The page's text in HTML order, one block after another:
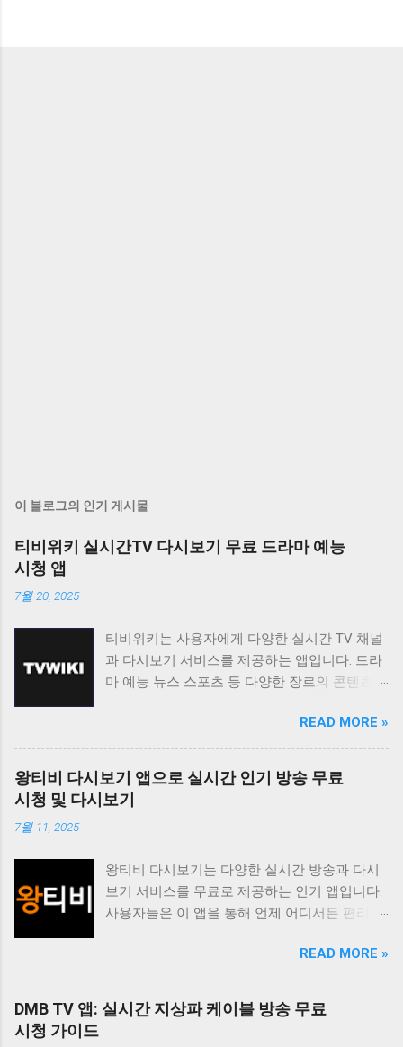
이 블로그의 인기 게시물
티비위키 실시간TV 다시보기 무료 드라마 예능
시청 앱
7월 20, 2025
티비위키는 사용자에게 다양한 실시간 TV 채널
과 다시보기 서비스를 제공하는 앱입니다. 드라
마 예능 뉴스 스포츠 등 다양한 장르의 콘텐츠를
적인 인터페이스를 통해 편리한 시청 환경을 제
공합니다. 티비위키는 바쁜 일상 속에서 놓친 프
로그램을 다시 보고 싶거나 실시간으로 즐겨보
고 싶은 채널을 시청하고 싶은 사용자에게 유용
한 앱입니다. 다양한 콘텐츠를 무료로 제공하며
원하는 콘텐츠를 쉽게 찾고 시청할 수 있도록 다
양한 기능을 제공합니다. 실시간 TV 시청 기능
은 사용자가 현재 방송 중인 채널을 바로 시청할
그램을 언제든지 다시 볼 수 있도록 제공합니다.
또한 즐겨찾기 기능을 통해 자주 시청하는 채널
이나 프로그램을 쉽게 접근할 수 있도록 돕고 검
READ MORE »
왕티비 다시보기 앱으로 실시간 인기 방송 무료
시청 및 다시보기
7월 11, 2025
왕티비 다시보기는 다양한 실시간 방송과 다시
보기 서비스를 무료로 제공하는 인기 앱입니다.
사용자들은 이 앱을 통해 언제 어디서든 편리하
드라마 예능 스포츠 뉴스 등 다양한 장르의 콘텐
츠를 제공하여 사용자들의 폭넓은 취향을 만족
시키고 있습니다. 이 앱의 가장 큰 장점은 무료
라는 점입니다. 별도의 회원가입이나 결제 없이
READ MORE »
DMB TV 앱: 실시간 지상파 케이블 방송 무료
시청 가이드